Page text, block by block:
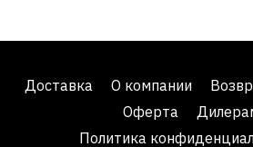
Доставка О компании
Оферта
Политика